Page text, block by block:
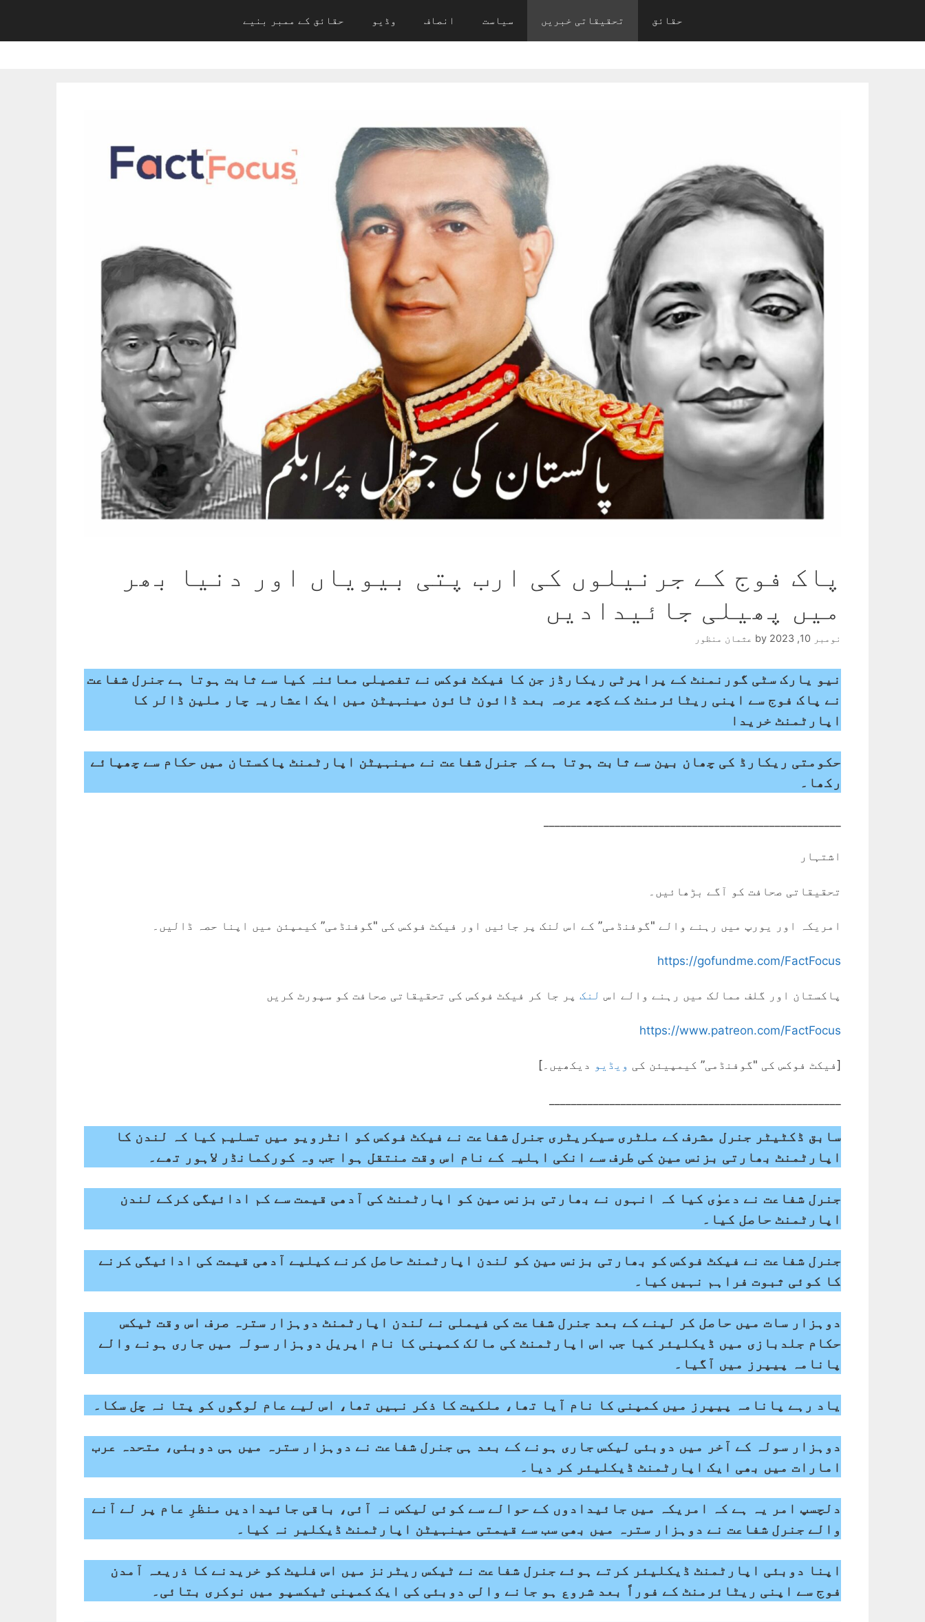
content
حقائق تحقیقاتی خبریں سیاست انصاف وڈیو حقائق کے ممبر بنیے
پاک فوج کے جرنیلوں کی ارب پتی بیویاں اور دنیا بھر
میں پھیلی جائیدادیں
نومبر 10, 2023 by عثمان منظور
نیو یارک سٹی گورنمنٹ کے پراپرٹی ریکارڈز جن کا فیکٹ فوکس نے تفصیلی معائنہ کیا سے ثابت ہوتا ہے جنرل شفاعت
نے پاک فوج سے اپنی ریٹائرمنٹ کے کچھ عرصہ بعد ڈائون ٹائون مینہیٹن میں ایک اعشاریہ چار ملین ڈالر کا
اپارٹمنٹ خریدا
حکومتی ریکارڈ کی چھان بین سے ثابت ہوتا ہے کہ جنرل شفاعت نے مینہیٹن اپارٹمنٹ پاکستان میں حکام سے چھپائے
رکھا۔
اشتہار
تحقیقاتی صحافت کو آگے بڑھائیں۔
امریکہ اور یورپ میں رہنے والے "گوفنڈمی” کے اس لنک پر جائیں اور فیکٹ فوکس کی "گوفنڈمی” کیمپئن میں اپنا حصہ ڈالیں۔
https://gofundme.com/FactFocus
پاکستان اور گلف ممالک میں رہنے والے اس لنک پر جا کر فیکٹ فوکس کی تحقیقاتی صحافت کو سپورٹ کریں
https://www.patreon.com/FactFocus
[فیکٹ فوکس کی "گوفنڈمی” کیمپیئن کی ویڈیو دیکھیں۔]
سابق ڈکٹیٹر جنرل مشرف کے ملٹری سیکریٹری جنرل شفاعت نے فیکٹ فوکس کو انٹرویو میں تسلیم کیا کہ لندن کا
اپارٹمنٹ بھارتی بزنس مین کی طرف سے انکی اہلیہ کے نام اس وقت منتقل ہوا جب وہ کورکمانڈر لاہور تھے۔
جنرل شفاعت نے دعوٰی کیا کہ انہوں نے بھارتی بزنس مین کو اپارٹمنٹ کی آدھی قیمت سے کم ادائیگی کرکے لندن
اپارٹمنٹ حاصل کیا۔
جنرل شفاعت نے فیکٹ فوکس کو بھارتی بزنس مین کو لندن اپارٹمنٹ حاصل کرنے کیلیے آدھی قیمت کی ادائیگی کرنے
کا کوئی ثبوت فراہم نہیں کیا۔
دوہزار سات میں حاصل کر لینے کے بعد جنرل شفاعت کی فیملی نے لندن اپارٹمنٹ دوہزار سترہ صرف اس وقت ٹیکس
حکام جلدبازی میں ڈیکلیئر کیا جب اس اپارٹمنٹ کی مالک کمپنی کا نام اپریل دوہزار سولہ میں جاری ہونے والے
پانامہ پیپرز میں آگیا۔
یاد رہے پانامہ پیپرز میں کمپنی کا نام آیا تھا، ملکیت کا ذکر نہیں تھا، اس لیے عام لوگوں کو پتا نہ چل سکا۔
دوہزار سولہ کے آخر میں دوبئی لیکس جاری ہونے کے بعد ہی جنرل شفاعت نے دوہزار سترہ میں ہی دوبئی، متحدہ عرب
امارات میں بھی ایک اپارٹمنٹ ڈیکلیئر کر دیا۔
دلچسپ امر یہ ہے کہ امریکہ میں جائیدادوں کے حوالے سے کوئی لیکس نہ آئی، باقی جائیدادیں منظرِ عام پر لے آنے
والے جنرل شفاعت نے دوہزار سترہ میں بھی سب سے قیمتی مینہیٹن اپارٹمنٹ ڈیکلیر نہ کیا۔
اپنا دوبئی اپارٹمنٹ ڈیکلیئر کرتے ہوئے جنرل شفاعت نے ٹیکس ریٹرنز میں اس فلیٹ کو خریدنے کا ذریعہ آمدن
فوج سے اپنی ریٹائرمنٹ کے فوراً بعد شروع ہو جانے والی دوبئی کی ایک کمپنی ٹیکسپو میں نوکری بتائی۔